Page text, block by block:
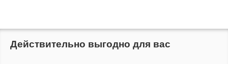
Действительно выгодно для вас